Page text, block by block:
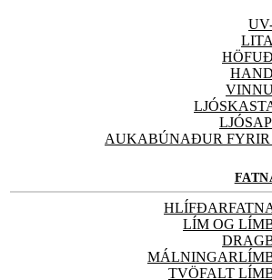
AUKABÚNAÐUR FYRIR
LÍM OG
TVÖFALT